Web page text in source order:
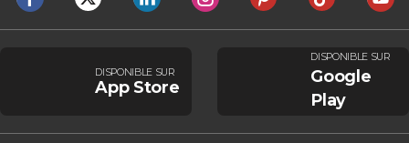
DISPONIBLE SUR
App Store
DISPONIBLE SUR
Google
Play